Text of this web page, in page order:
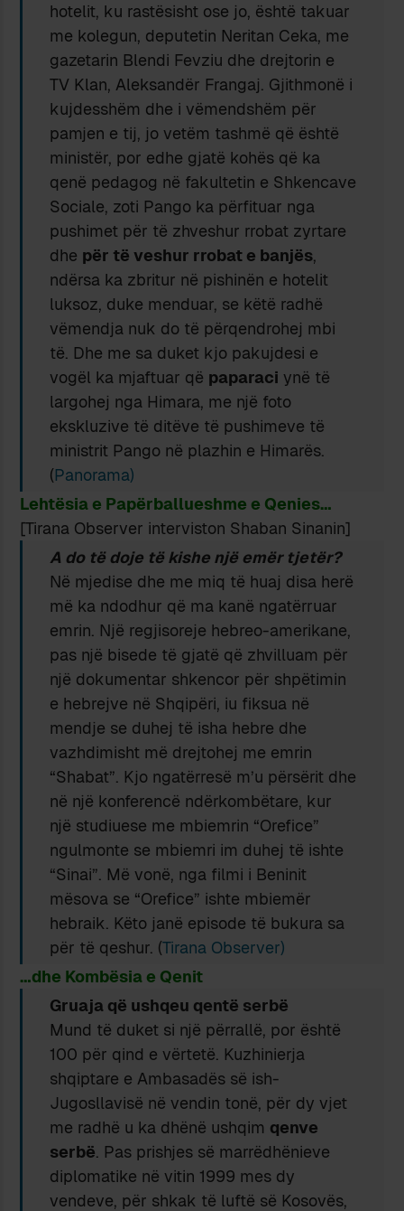
hotelit, ku rastësisht ose jo, është takuar
me kolegun, deputetin Neritan Ceka, me
gazetarin Blendi Fevziu dhe drejtorin e
TV Klan, Aleksandër Frangaj. Gjithmonë i
kujdesshëm dhe i vëmendshëm për
pamjen e tij, jo vetëm tashmë që është
ministër, por edhe gjatë kohës që ka
qenë pedagog në fakultetin e Shkencave
Sociale, zoti Pango ka përfituar nga
pushimet për të zhveshur rrobat zyrtare
dhe për të veshur rrobat e banjës,
ndërsa ka zbritur në pishinën e hotelit
luksoz, duke menduar, se këtë radhë
vëmendja nuk do të përqendrohej mbi
të. Dhe me sa duket kjo pakujdesi e
vogël ka mjaftuar që paparaci ynë të
largohej nga Himara, me një foto
ekskluzive të ditëve të pushimeve të
ministrit Pango në plazhin e Himarës.
(Panorama)
Lehtësia e Papërballueshme e Qenies…
[Tirana Observer interviston Shaban Sinanin]
A do të doje të kishe një emër tjetër?
Në mjedise dhe me miq të huaj disa herë
më ka ndodhur që ma kanë ngatërruar
emrin. Një regjisoreje hebreo-amerikane,
pas një bisede të gjatë që zhvilluam për
një dokumentar shkencor për shpëtimin
e hebrejve në Shqipëri, iu fiksua në
mendje se duhej të isha hebre dhe
vazhdimisht më drejtohej me emrin
“Shabat”. Kjo ngatërresë m’u përsërit dhe
në një konferencë ndërkombëtare, kur
një studiuese me mbiemrin “Orefice”
ngulmonte se mbiemri im duhej të ishte
“Sinai”. Më vonë, nga filmi i Beninit
mësova se “Orefice” ishte mbiemër
hebraik. Këto janë episode të bukura sa
për të qeshur. (Tirana Observer)
…dhe Kombësia e Qenit
Gruaja që ushqeu qentë serbë
Mund të duket si një përrallë, por është
100 për qind e vërtetë. Kuzhinierja
shqiptare e Ambasadës së ish-
Jugosllavisë në vendin tonë, për dy vjet
me radhë u ka dhënë ushqim qenve
serbë. Pas prishjes së marrëdhënieve
diplomatike në vitin 1999 mes dy
vendeve, për shkak të luftë së Kosovës,